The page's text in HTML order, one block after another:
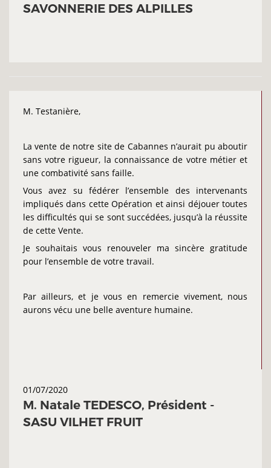
SAVONNERIE DES ALPILLES
M. Testanière,
La vente de notre site de Cabannes n’aurait pu aboutir
sans votre rigueur, la connaissance de votre métier et
une combativité sans faille.
Vous avez su fédérer l’ensemble des intervenants
impliqués dans cette Opération et ainsi déjouer toutes
les difficultés qui se sont succédées, jusqu’à la réussite
de cette Vente.
Je souhaitais vous renouveler ma sincère gratitude
pour l’ensemble de votre travail.
Par ailleurs, et je vous en remercie vivement, nous
aurons vécu une belle aventure humaine.
01/07/2020
M. Natale TEDESCO, Président -
SASU VILHET FRUIT